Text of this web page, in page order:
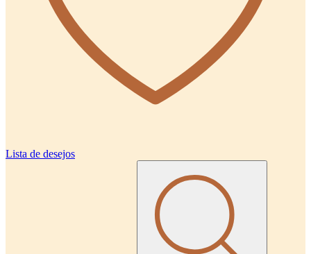
Lista de desejos